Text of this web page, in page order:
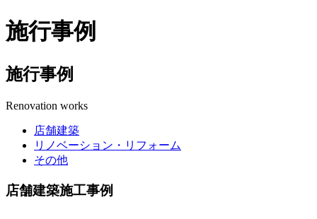
施行事例
施行事例
Renovation works
店舗建築
リノベーション・リフォーム
その他
店舗建築施工事例